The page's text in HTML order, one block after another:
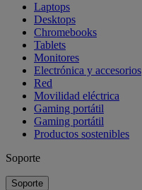
Laptops
Desktops
Chromebooks
Tablets
Monitores
Electrónica y accesorios
Red
Movilidad eléctrica
Gaming portátil
Gaming portátil
Productos sostenibles
Soporte
Soporte